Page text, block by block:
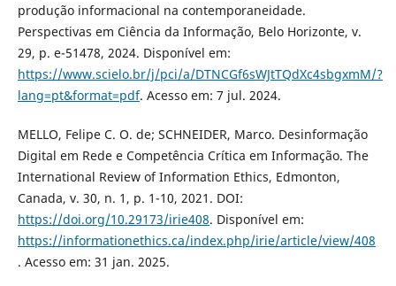
produção informacional na contemporaneidade.
Perspectivas em Ciência da Informação, Belo Horizonte, v.
29, p. e-51478, 2024. Disponível em:
https://www.scielo.br/j/pci/a/DTNCGf6sWJtTQdXc4sbgxmM/?
lang=pt&format=pdf. Acesso em: 7 jul. 2024.
MELLO, Felipe C. O. de; SCHNEIDER, Marco. Desinformação
Digital em Rede e Competência Crítica em Informação. The
International Review of Information Ethics, Edmonton,
Canada, v. 30, n. 1, p. 1-10, 2021. DOI:
https://doi.org/10.29173/irie408. Disponível em:
https://informationethics.ca/index.php/irie/article/view/408
. Acesso em: 31 jan. 2025.